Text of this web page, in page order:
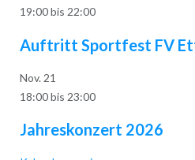
19:00bis 22:00
Auftritt Sportfest FV
Nov. 21
18:00bis 23:00
Jahreskonzert 2026